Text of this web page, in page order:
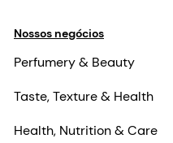
Nossos negócios
Perfumery & Beauty
Taste, Texture & Health
Health, Nutrition & Care